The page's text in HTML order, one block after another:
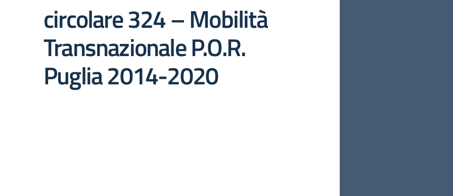
circolare 324 – Mobilità
Transnazionale P.O.R.
Puglia 2014-2020